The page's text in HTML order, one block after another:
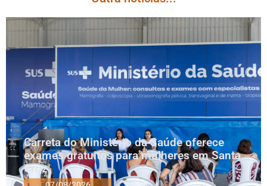
Carreta do Ministério da Saúde oferece
exames gratuitos para mulheres em Santa
Cruz